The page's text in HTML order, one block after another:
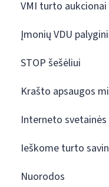
VMI turto aukcionai
Įmonių VDU
STOP šešėliui
Krašto apsaugos
Interneto
Ieškome turto
Nuorodos